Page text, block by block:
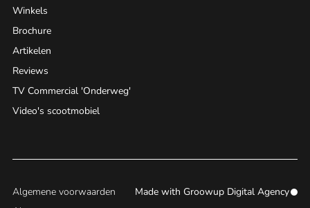
Winkels
Brochure
Artikelen
Reviews
TV Commercial 'Onderweg'
Video's scootmobiel
Algemene voorwaarden
Made with Groowup Digital Agency